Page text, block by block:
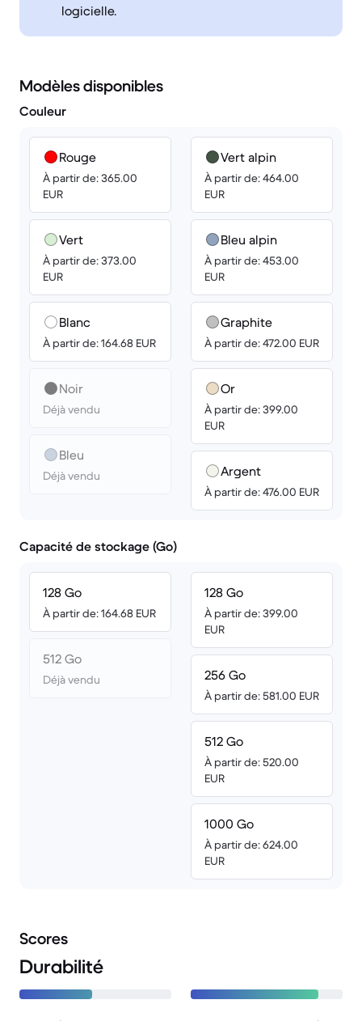
logicielle.
Modèles disponibles
Couleur
Rouge
À partir de: 365.00
EUR
Vert
À partir de: 373.00
EUR
Blanc
À partir de: 164.68 EUR
Noir
Déjà vendu
Bleu
Déjà vendu
Vert alpin
À partir de: 464.00
EUR
Bleu alpin
À partir de: 453.00
EUR
Graphite
À partir de: 472.00 EUR
Or
À partir de: 399.00
EUR
Argent
À partir de: 476.00 EUR
Capacité de stockage (Go)
128 Go
À partir de: 164.68 EUR
512 Go
Déjà vendu
128 Go
À partir de: 399.00
EUR
256 Go
À partir de: 581.00 EUR
512 Go
À partir de: 520.00
EUR
1000 Go
À partir de: 624.00
EUR
Scores
Durabilité